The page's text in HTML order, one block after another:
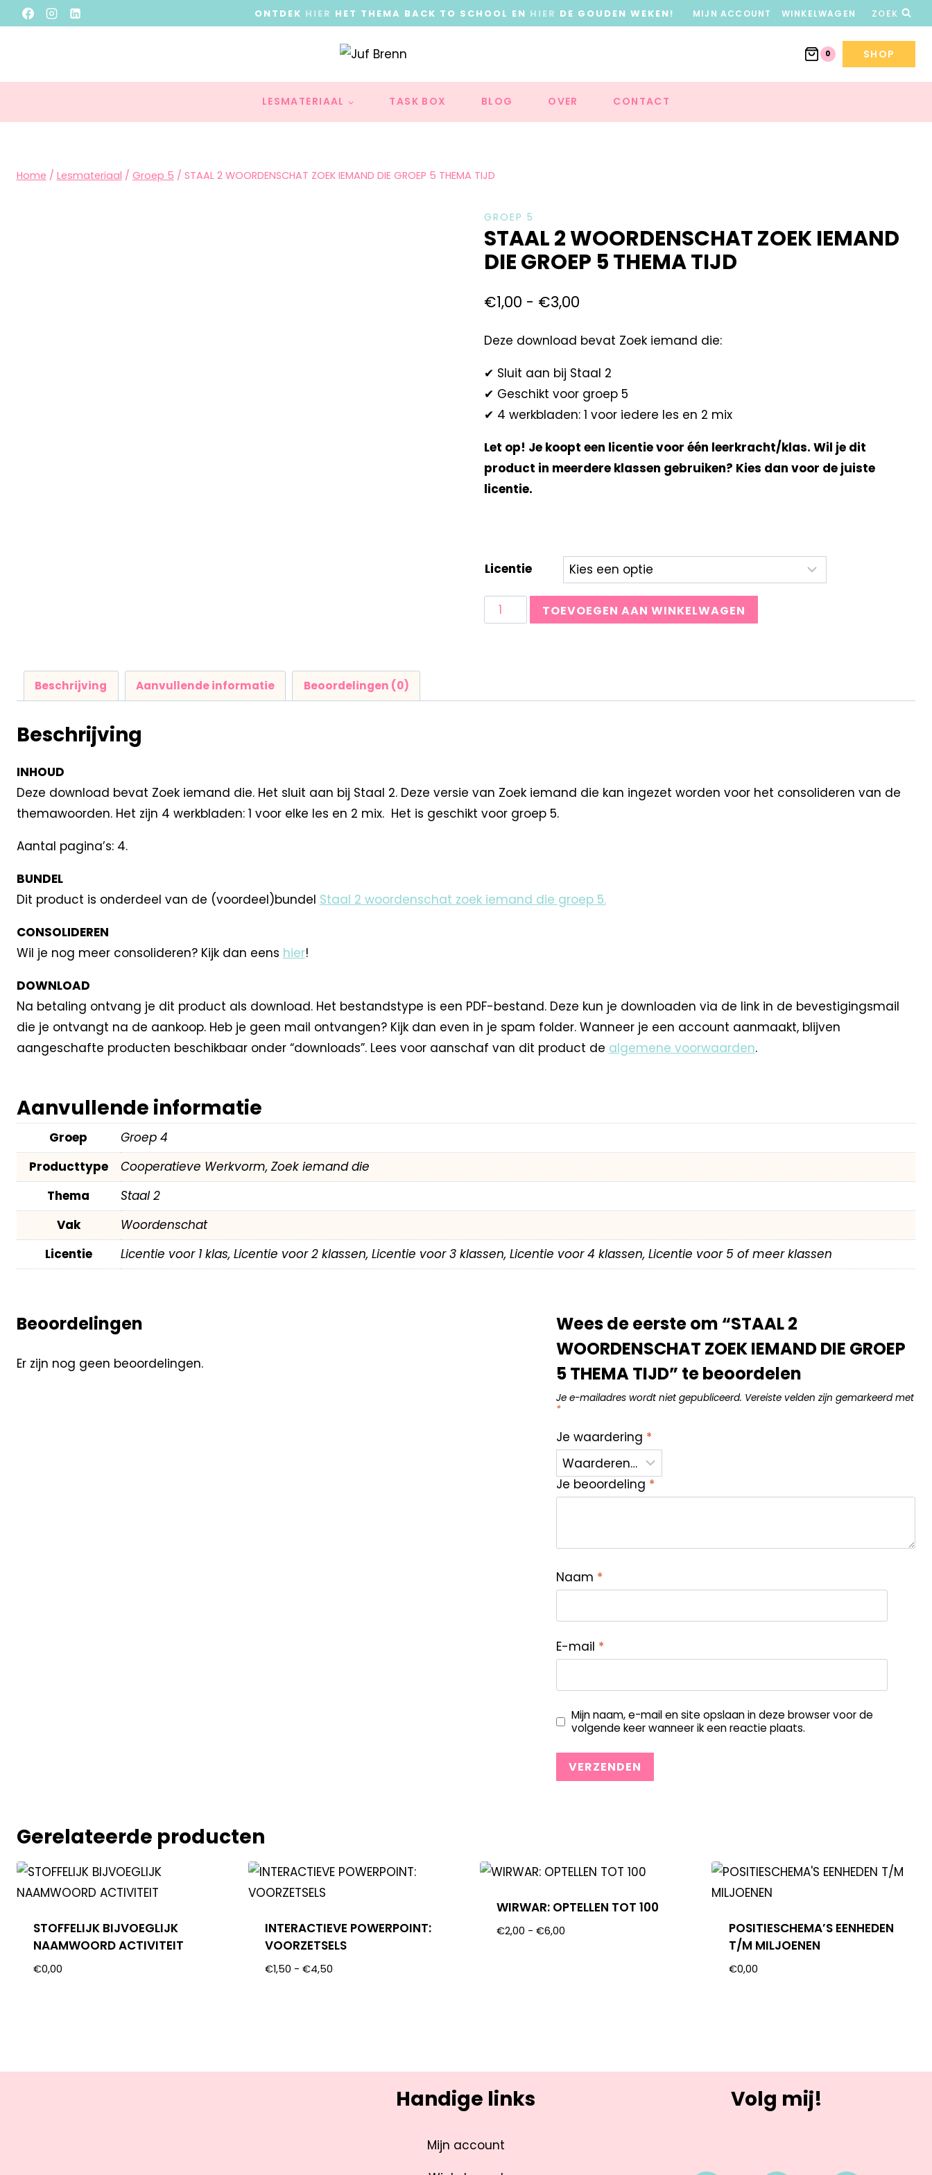
ONTDEK HIER HET THEMA BACK TO SCHOOL EN HIER DE GOUDEN WEKEN! MIJN ACCOUNT WINKELWAGEN ZOEK
0 SHOP
LESMATERIAAL TASK BOX BLOG OVER CONTACT
Home / Lesmateriaal / Groep 5 / STAAL 2 WOORDENSCHAT ZOEK IEMAND DIE GROEP 5 THEMA TIJD
GROEP 5
STAAL 2 WOORDENSCHAT ZOEK IEMAND
DIE GROEP 5 THEMA TIJD
€1,00 - €3,00
Deze download bevat Zoek iemand die:
✔ Sluit aan bij Staal 2
✔ Geschikt voor groep 5
✔ 4 werkbladen: 1 voor iedere les en 2 mix
Let op! Je koopt een licentie voor één leerkracht/klas. Wil je dit
product in meerdere klassen gebruiken? Kies dan voor de juiste
licentie.
Licentie
TOEVOEGEN AAN WINKELWAGEN
Beschrijving Aanvullende informatie Beoordelingen (0)
Beschrijving
INHOUD
Deze download bevat Zoek iemand die. Het sluit aan bij Staal 2. Deze versie van Zoek iemand die kan ingezet worden voor het consolideren van de
themawoorden. Het zijn 4 werkbladen: 1 voor elke les en 2 mix. Het is geschikt voor groep 5.
Aantal pagina’s: 4.
BUNDEL
Dit product is onderdeel van de (voordeel)bundel Staal 2 woordenschat zoek iemand die groep 5.
CONSOLIDEREN
Wil je nog meer consolideren? Kijk dan eens hier!
DOWNLOAD
Na betaling ontvang je dit product als download. Het bestandstype is een PDF-bestand. Deze kun je downloaden via de link in de bevestigingsmail
die je ontvangt na de aankoop. Heb je geen mail ontvangen? Kijk dan even in je spam folder. Wanneer je een account aanmaakt, blijven
aangeschafte producten beschikbaar onder “downloads”. Lees voor aanschaf van dit product de algemene voorwaarden.
Aanvullende informatie
Groep
Groep 4
Producttype
Cooperatieve Werkvorm, Zoek iemand die
Thema
Staal 2
Vak
Woordenschat
Licentie
Licentie voor 1 klas, Licentie voor 2 klassen, Licentie voor 3 klassen, Licentie voor 4 klassen, Licentie voor 5 of meer klassen
Beoordelingen
Er zijn nog geen beoordelingen.
Wees de eerste om “STAAL 2
WOORDENSCHAT ZOEK IEMAND DIE GROEP
5 THEMA TIJD” te beoordelen
Je e-mailadres wordt niet gepubliceerd. Vereiste velden zijn gemarkeerd met
*
Je waardering *
Je beoordeling *
Naam *
E-mail *
Mijn naam, e-mail en site opslaan in deze browser voor de
volgende keer wanneer ik een reactie plaats.
Gerelateerde producten
STOFFELIJK BIJVOEGLIJK
NAAMWOORD ACTIVITEIT
€0,00
INTERACTIEVE POWERPOINT:
VOORZETSELS
€1,50 - €4,50
WIRWAR: OPTELLEN TOT 100
€2,00 - €6,00
POSITIESCHEMA’S EENHEDEN
T/M MILJOENEN
€0,00
Handige links
Mijn account
Volg mij!